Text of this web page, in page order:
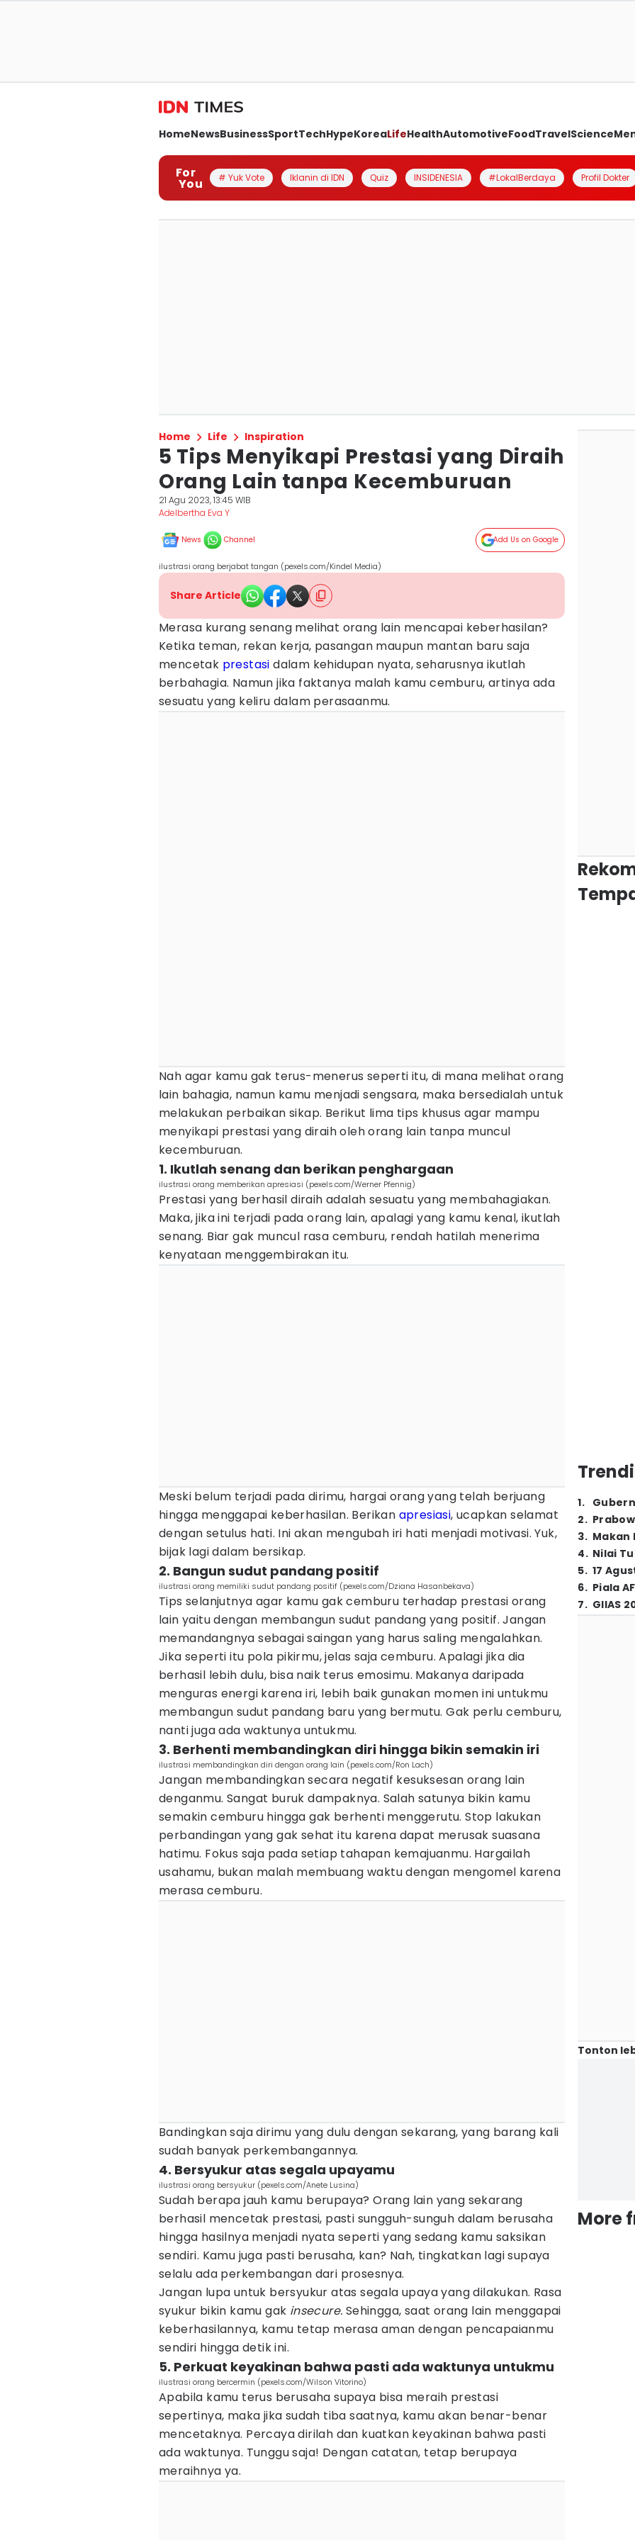
HomeNewsBusinessSportTechHypeKoreaLifeHealthAutomotiveFoodTravelScience
For
You # Yuk Vote Iklanin di IDN Quiz INSIDENESIA #LokalBerdaya Profil Dokter
Home Life Inspiration
5 Tips Menyikapi Prestasi yang Diraih
Orang Lain tanpa Kecemburuan
21 Agu 2023, 13:45 WIB
Adelbertha Eva Y
News Channel Add Us on Google
ilustrasi orang berjabat tangan (pexels.com/Kindel Media)
Share Article
Merasa kurang senang melihat orang lain mencapai keberhasilan?
Ketika teman, rekan kerja, pasangan maupun mantan baru saja
mencetak prestasi dalam kehidupan nyata, seharusnya ikutlah
berbahagia. Namun jika faktanya malah kamu cemburu, artinya ada
sesuatu yang keliru dalam perasaanmu.
Nah agar kamu gak terus-menerus seperti itu, di mana melihat orang
lain bahagia, namun kamu menjadi sengsara, maka bersedialah untuk
melakukan perbaikan sikap. Berikut lima tips khusus agar mampu
menyikapi prestasi yang diraih oleh orang lain tanpa muncul
kecemburuan.
1. Ikutlah senang dan berikan penghargaan
ilustrasi orang memberikan apresiasi (pexels.com/Werner Pfennig)
Prestasi yang berhasil diraih adalah sesuatu yang membahagiakan.
Maka, jika ini terjadi pada orang lain, apalagi yang kamu kenal, ikutlah
senang. Biar gak muncul rasa cemburu, rendah hatilah menerima
kenyataan menggembirakan itu.
Meski belum terjadi pada dirimu, hargai orang yang telah berjuang
hingga menggapai keberhasilan. Berikan apresiasi, ucapkan selamat
dengan setulus hati. Ini akan mengubah iri hati menjadi motivasi. Yuk,
bijak lagi dalam bersikap.
2. Bangun sudut pandang positif
ilustrasi orang memiliki sudut pandang positif (pexels.com/Dziana Hasanbekava)
Tips selanjutnya agar kamu gak cemburu terhadap prestasi orang
lain yaitu dengan membangun sudut pandang yang positif. Jangan
memandangnya sebagai saingan yang harus saling mengalahkan.
Jika seperti itu pola pikirmu, jelas saja cemburu. Apalagi jika dia
berhasil lebih dulu, bisa naik terus emosimu. Makanya daripada
menguras energi karena iri, lebih baik gunakan momen ini untukmu
membangun sudut pandang baru yang bermutu. Gak perlu cemburu,
nanti juga ada waktunya untukmu.
3. Berhenti membandingkan diri hingga bikin semakin iri
ilustrasi membandingkan diri dengan orang lain (pexels.com/Ron Lach)
Jangan membandingkan secara negatif kesuksesan orang lain
denganmu. Sangat buruk dampaknya. Salah satunya bikin kamu
semakin cemburu hingga gak berhenti menggerutu. Stop lakukan
perbandingan yang gak sehat itu karena dapat merusak suasana
hatimu. Fokus saja pada setiap tahapan kemajuanmu. Hargailah
usahamu, bukan malah membuang waktu dengan mengomel karena
merasa cemburu.
Bandingkan saja dirimu yang dulu dengan sekarang, yang barang kali
sudah banyak perkembangannya.
4. Bersyukur atas segala upayamu
ilustrasi orang bersyukur (pexels.com/Anete Lusina)
Sudah berapa jauh kamu berupaya? Orang lain yang sekarang
berhasil mencetak prestasi, pasti sungguh-sunguh dalam berusaha
hingga hasilnya menjadi nyata seperti yang sedang kamu saksikan
sendiri. Kamu juga pasti berusaha, kan? Nah, tingkatkan lagi supaya
selalu ada perkembangan dari prosesnya.
Jangan lupa untuk bersyukur atas segala upaya yang dilakukan. Rasa
syukur bikin kamu gak insecure. Sehingga, saat orang lain menggapai
keberhasilannya, kamu tetap merasa aman dengan pencapaianmu
sendiri hingga detik ini.
5. Perkuat keyakinan bahwa pasti ada waktunya untukmu
ilustrasi orang bercermin (pexels.com/Wilson Vitorino)
Apabila kamu terus berusaha supaya bisa meraih prestasi
sepertinya, maka jika sudah tiba saatnya, kamu akan benar-benar
mencetaknya. Percaya dirilah dan kuatkan keyakinan bahwa pasti
ada waktunya. Tunggu saja! Dengan catatan, tetap berupaya
meraihnya ya.
1.
2.
3. Makan
4. Nilai
5. 17
6. Piala
7. GIIAS
Tonton
More